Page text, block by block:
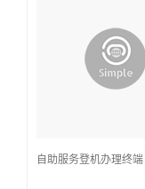
自助服务登机办理终端